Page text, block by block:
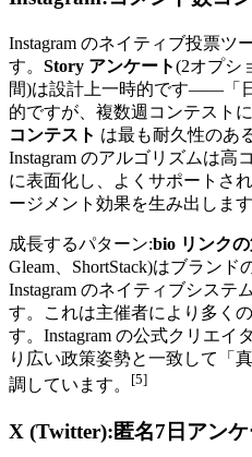
Instagram のネイティブ投票ツ
す。 Story アンケート(2オプシ
間)は設計上一時的です――「
的ですが、複数週コンテスト
コンテスト は最も耐久性のあ
Instagram のアルゴリズムは高
に表面化し、よくサポートさ
ージメント効果を生み出します
成長するパターン:bio リンク
Gleam、ShortStack)はブランド
Instagram のネイティブシステ
す。これは主催者により多く
す。Instagram の公式クリエイ
り広い政策姿勢と一致して「
調しています。
[5]
X (Twitter):匿名7日アンケ